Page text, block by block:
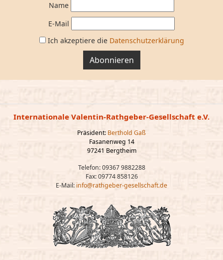
Name
E-Mail
Ich akzeptiere die Datenschutzerklärung
Abonnieren
Internationale Valentin-Rathgeber-Gesellschaft e.V.
Präsident: Berthold Gaß
Fasanenweg 14
97241 Bergtheim
Telefon: 09367 9882288
Fax: 09774 858126
E-Mail: info@rathgeber-gesellschaft.de